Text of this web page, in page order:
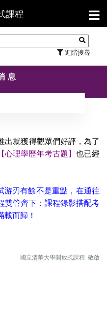
課程
進階搜尋
【
息
出就獲得觀眾們好評，為了
【心理學歷年考古題】 也已經
游刃有餘不是重點，在通往
雙管齊下：課程錄影搭配考
而歸！
國立清華大學開放式課程 敬啟